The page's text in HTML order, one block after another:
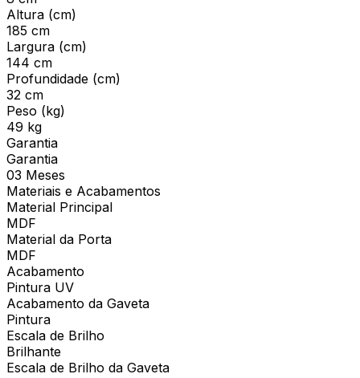
Altura (cm)
185 cm
Largura (cm)
144 cm
Profundidade (cm)
32 cm
Peso (kg)
49 kg
Garantia
Garantia
03 Meses
Materiais e Acabamentos
Material Principal
MDF
Material da Porta
MDF
Acabamento
Pintura UV
Acabamento da Gaveta
Pintura
Escala de Brilho
Brilhante
Escala de Brilho da Gaveta